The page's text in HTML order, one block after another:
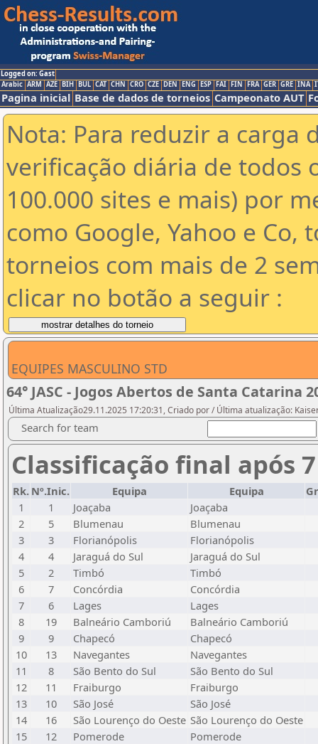
Logged on: Gast
Arabic ARM AZE BIH BUL CAT CHN CRO CZE DEN ENG ESP FAI FIN FRA GER GRE INA
Pagina inicial Base de dados de torneios Campeonato AUT
Nota: Para reduzir a carga
verificação diária de todos
100.000 sites e mais) por
como Google, Yahoo e Co,
torneios com mais de 2
clicar no botão a seguir :
EQUIPES MASCULINO STD
64° JASC - Jogos Abertos de Santa Catarina
Última Atualização29.11.2025 17:20:31, Criado por / Última atualização:
Search for team
Classificação final após
Rk. Nº.Inic. Equipa Equipa
1
1 Joaçaba
Joaçaba
2
5 Blumenau
Blumenau
3
3 Florianópolis
Florianópolis
4
4 Jaraguá do Sul
Jaraguá do Sul
5
2 Timbó
Timbó
6
7 Concórdia
Concórdia
7
6 Lages
Lages
8
19 Balneário Camboriú
Balneário Camboriú
9
9 Chapecó
Chapecó
10
13 Navegantes
Navegantes
11
8 São Bento do Sul
São Bento do Sul
12
11 Fraiburgo
Fraiburgo
13
10 São José
São José
14
16 São Lourenço do Oeste São Lourenço do Oeste
15
12 Pomerode
Pomerode